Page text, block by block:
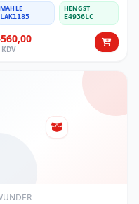
MAHLE
LAK1185
HENGST
E4936LC